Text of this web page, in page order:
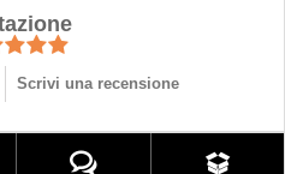
Scrivi una recensione